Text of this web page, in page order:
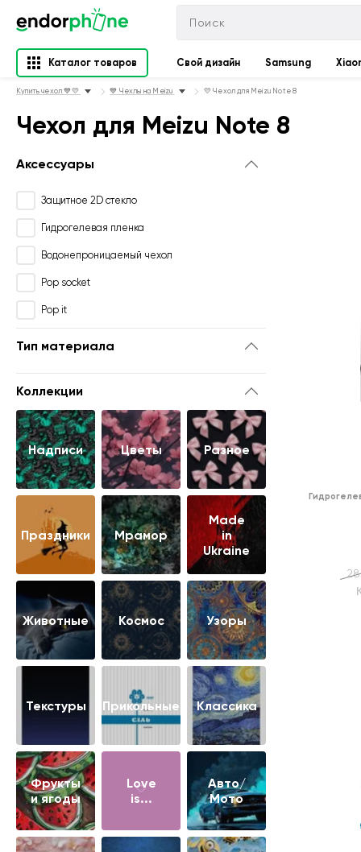
Каталог товаров Свой дизайн Samsung
Купить чехол 💙💛 💙 Чехлы на Meizu 💛 Чехол для Meizu Note 8
Чехол для Meizu Note 8
Аксессуары
Защитное 2D стекло
Гидрогелевая пленка
Водонепроницаемый чехол
Pop socket
Pop it
Тип материала
Коллекции
Надписи Цветы Разное
Праздники Мрамор
Made
in
Ukraine
Животные Космос Узоры
Текстуры Прикольные Классика
Фрукты
и ягоды
Love
is...
Авто/
Мото